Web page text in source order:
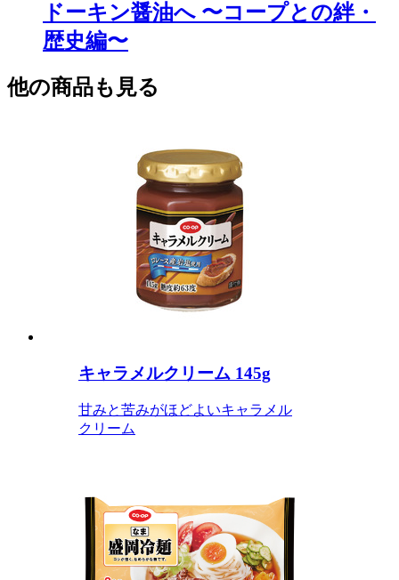
ドーキン醤油へ 〜コープとの絆・
歴史編〜
他の商品も見る
キャラメルクリーム 145g
甘みと苦みがほどよいキャラメル
クリーム